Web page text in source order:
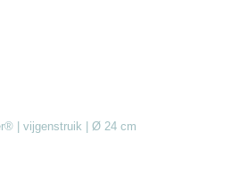
| vijgenstruik | Ø 24 cm